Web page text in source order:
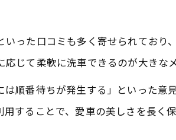
った口コミも多く寄せられており
じて柔軟に洗車できるのが大きな
順番待ちが発生する」といった意
することで、愛車の美しさを長く